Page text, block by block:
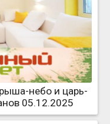
небо и царь-
05.12.2025